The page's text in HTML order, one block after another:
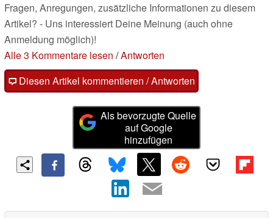
Fragen, Anregungen, zusätzliche Informationen zu diesem
Artikel? - Uns interessiert Deine Meinung (auch ohne
Anmeldung möglich)!
Alle 3 Kommentare lesen /Antworten
Diesen Artikel kommentieren / Antworten
Als bevorzugte Quelle
auf Google
hinzufügen